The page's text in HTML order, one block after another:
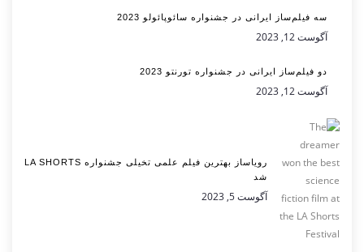
سه فیلم‌ساز ایرانی در جشنواره سائوپائولو 2023
آگوست 12, 2023
دو فیلم‌ساز ایرانی در جشنواره تورنتو 2023
آگوست 12, 2023
رویاساز بهترین فیلم علمی تخیلی جشنواره LA SHORTS
شد
آگوست 5, 2023